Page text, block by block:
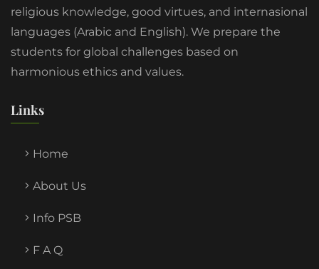
religious knowledge, good virtues, and internasional
languages (Arabic and English). We prepare the
students for global challenges based on
harmonious ethics and values.
Links
Home
About Us
Info PSB
F A Q